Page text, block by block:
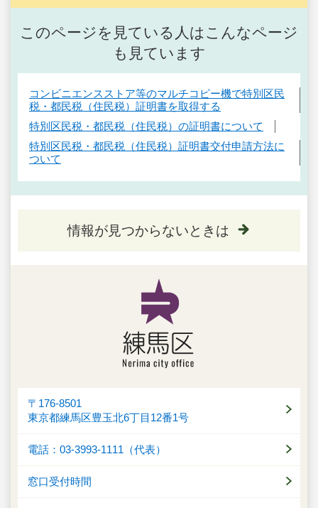
このページを見ている人はこんなページ
も見ています
コンビニエンスストア等のマルチコピー機で特別区民
税・都民税（住民税）証明書を取得する
特別区民税・都民税（住民税）の証明書について
特別区民税・都民税（住民税）証明書交付申請方法に
ついて
情報が見つからないときは
〒176-8501
東京都練馬区豊玉北6丁目12番1号
電話：03-3993-1111（代表）
窓口受付時間